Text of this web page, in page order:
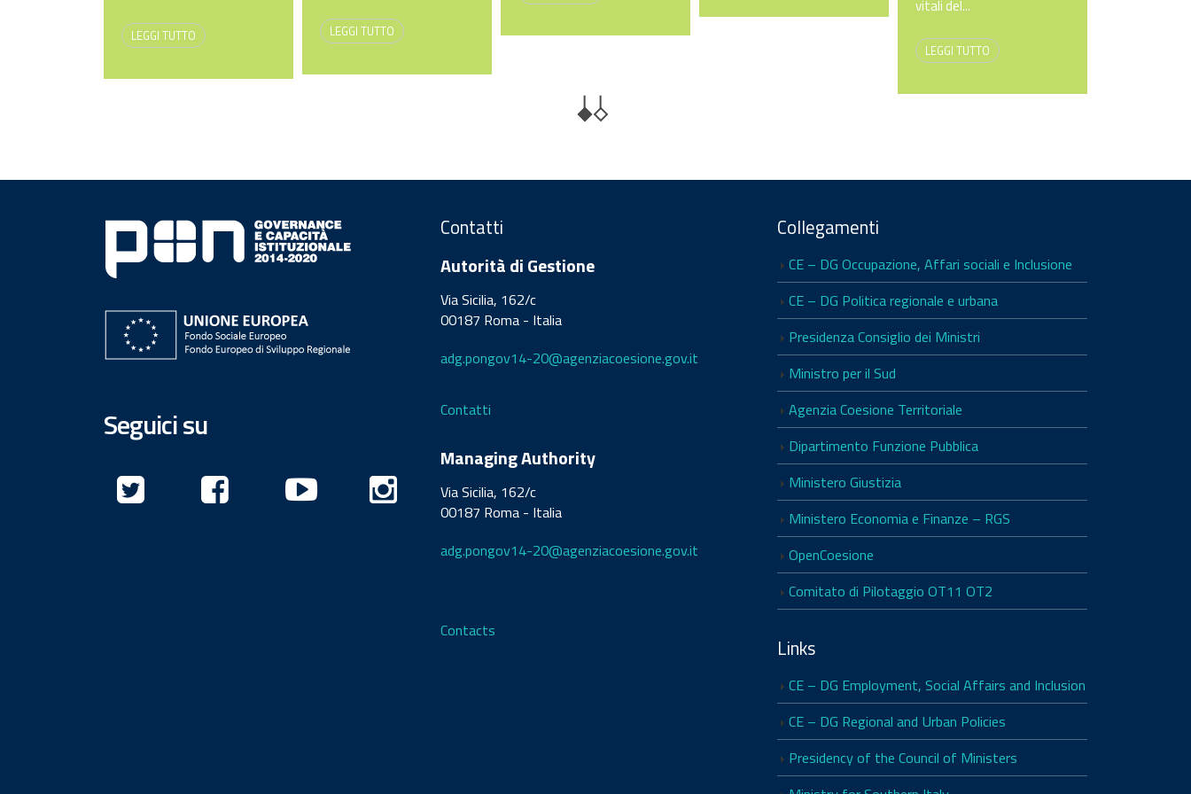
LEGGI TUTTO LEGGI TUTTO
vitali del...
LEGGI TUTTO
Seguici su
Contatti
Autorità di Gestione
Via Sicilia, 162/c
00187 Roma - Italia
adg.pongov14-20@agenziacoesione.gov.it
Contatti
Managing Authority
Via Sicilia, 162/c
00187 Roma - Italia
adg.pongov14-20@agenziacoesione.gov.it
Contacts
Collegamenti
CE – DG Occupazione, Affari sociali e Inclusione
CE – DG Politica regionale e urbana
Presidenza Consiglio dei Ministri
Ministro per il Sud
Agenzia Coesione Territoriale
Dipartimento Funzione Pubblica
Ministero Giustizia
Ministero Economia e Finanze – RGS
OpenCoesione
Comitato di Pilotaggio OT11 OT2
Links
CE – DG Employment, Social Affairs and Inclusion
CE – DG Regional and Urban Policies
Presidency of the Council of Ministers